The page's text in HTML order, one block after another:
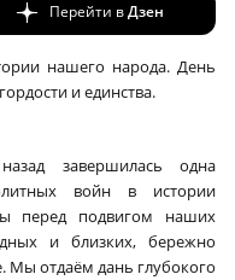
Перейти вДзен
нашего народа. День
и единства.
завершилась одна
войн в истории
перед подвигом наших
и близких, бережно
Мы отдаём дань глубокого